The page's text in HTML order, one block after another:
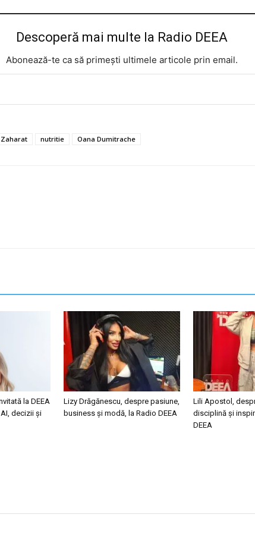
Descoperă mai multe la Radio DEEA
Abonează-te ca să primești ultimele articole prin email.
nutritie Oana Dumitrache
la DEEA
decizii și
Lizy Drăgănescu, despre pasiune,
business și modă, la Radio DEEA
Lili Apostol,
disciplină și
DEEA